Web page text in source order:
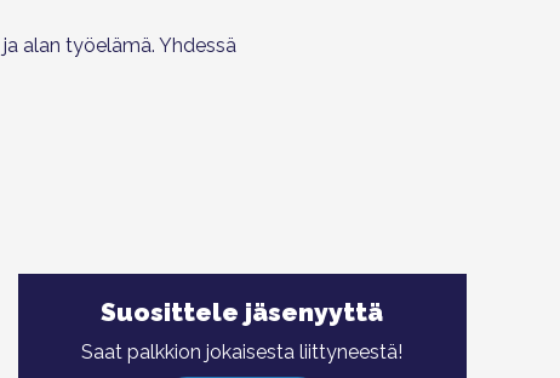
alan työelämä. Yhdessä
Suosittele jäsenyyttä
Saat palkkion jokaisesta liittyneestä!